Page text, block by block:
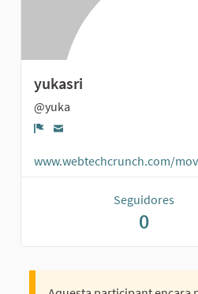
yukasri
@yuka
www.webtechcrunch.com/
Seguidores
0